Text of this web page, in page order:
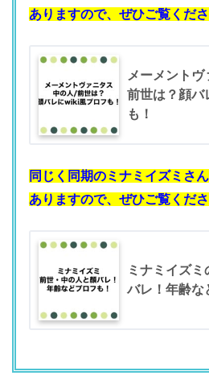
ありますので、ぜひご覧くださ
メーメント
前世は？顔バ
も！
同じく同期のミナミイズミさ
ありますので、ぜひご覧くださ
ミナミイズ
バレ！年齢な